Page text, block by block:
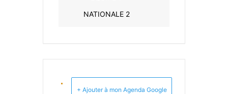
NATIONALE 2
+ Ajouter à mon Agenda Google